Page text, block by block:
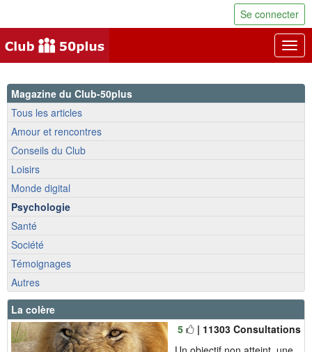
Se connecter
Magazine du Club-50plus
Tous les articles
Amour et rencontres
Conseils du Club
Loisirs
Monde digital
Psychologie
Santé
Société
Témoignages
Autres
La colère
5
| 11303 Consultations